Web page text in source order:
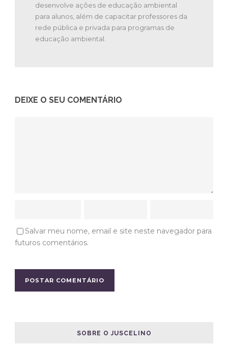
desenvolve ações de educação ambiental
para alunos, além de capacitar professores da
rede pública e privada para programas de
educação ambiental.
DEIXE O SEU COMENTÁRIO
Salvar meu nome, email e site neste navegador para
futuros comentários.
SOBRE O JUSCELINO